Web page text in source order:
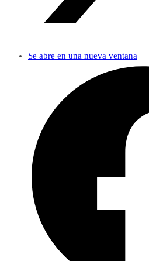
Se abre en una nueva ventana